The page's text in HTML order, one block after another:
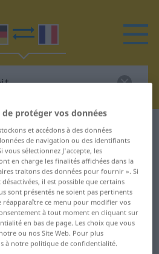
Français
Français de
- traduction
protéger vos données
et accédons à des données
de navigation ou des identifiants
sélectionnez J'accepte, les
en charge les finalités affichées dans la
traitons des données pour fournir ». Si
il est possible que certains
sont présentés ne soient pas pertinents
réapparaître ce menu pour modifier vos
à tout moment en cliquant sur
en bas de page. Les choix que vous
ou nos Site Web. Pour plus
à notre politique de confidentialité.